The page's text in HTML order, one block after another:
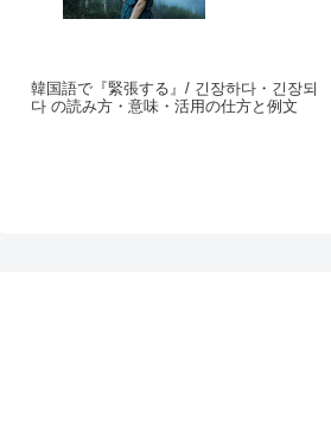
韓国語で『緊張する』/ 긴장하다・긴장되
다 の読み方・意味・活用の仕方と例文